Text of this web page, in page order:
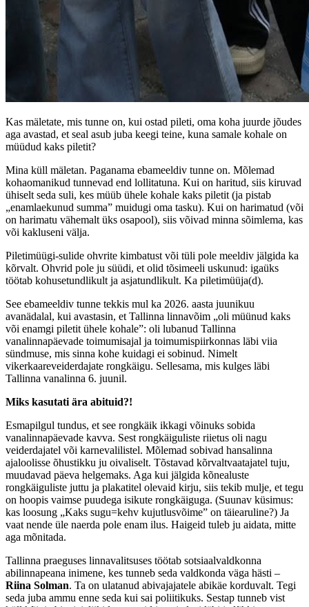
Kas mäletate, mis tunne on, kui ostad pileti, oma koha juurde jõudes
aga avastad, et seal asub juba keegi teine, kuna samale kohale on
müüdud kaks piletit?
Mina küll mäletan. Paganama ebameeldiv tunne on. Mõlemad
kohaomanikud tunnevad end lollitatuna. Kui on haritud, siis kiruvad
ühiselt seda suli, kes müüb ühele kohale kaks piletit (ja pistab
„enamlaekunud summa” muidugi oma tasku). Kui on harimatud (või
on harimatu vähemalt üks osapool), siis võivad minna sõimlema, kas
või kakluseni välja.
Piletimüügi-sulide ohvrite kimbatust või tüli pole meeldiv jälgida ka
kõrvalt. Ohvrid pole ju süüdi, et olid tõsimeeli uskunud: igaüks
töötab kohusetundlikult ja asjatundlikult. Ka piletimüüja(d).
See ebameeldiv tunne tekkis mul ka 2026. aasta juunikuu
avanädalal, kui avastasin, et Tallinna linnavõim „oli müünud kaks
või enamgi piletit ühele kohale”: oli lubanud Tallinna
vanalinnapäevade toimumisajal ja toimumispiirkonnas läbi viia
sündmuse, mis sinna kohe kuidagi ei sobinud. Nimelt
vikerkaareveiderdajate rongkäigu. Sellesama, mis kulges läbi
Tallinna vanalinna 6. juunil.
Miks kasutati ära abituid?!
Esmapilgul tundus, et see rongkäik ikkagi võinuks sobida
vanalinnapäevade kavva. Sest rongkäiguliste riietus oli nagu
veiderdajatel või karnevalilistel. Mõlemad sobivad hansalinna
ajaloolisse õhustikku ju oivaliselt. Tõstavad kõrvaltvaatajatel tuju,
muudavad päeva helgemaks. Aga kui jälgida kõnealuste
rongkäiguliste juttu ja plakatitel olevaid kirju, siis tekib mulje, et tegu
on hoopis vaimse puudega isikute rongkäiguga. (Suunav küsimus:
kas loosung „Kaks sugu=kehv kujutlusvõime” on täiearuline?) Ja
vaat nende üle naerda pole enam ilus. Haigeid tuleb ju aidata, mitte
aga mõnitada.
Tallinna praeguses linnavalitsuses töötab sotsiaalvaldkonna
abilinnapeana inimene, kes tunneb seda valdkonda väga hästi –
Riina Solman. Ta on ulatanud abivajajatele abikäe korduvalt. Tegi
seda juba ammu enne seda kui sai poliitikuks. Sestap tunneb vist